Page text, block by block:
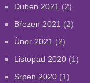
Duben 2021 (2)
Březen 2021 (2)
Únor 2021 (2)
Listopad 2020(1)
Srpen 2020(1)